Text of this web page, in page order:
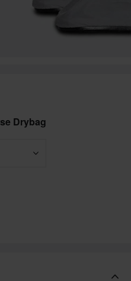
Drybag